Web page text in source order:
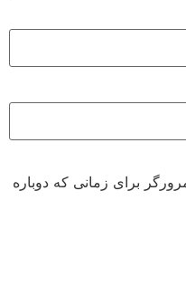
برای زمانی که دوباره